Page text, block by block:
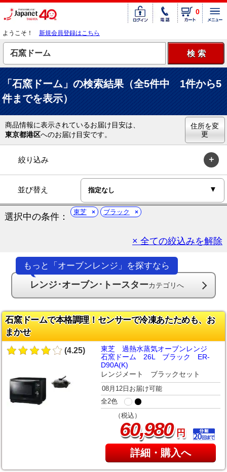
0
ようこそ！ 新規会員登録はこちら
「石窯ドーム」の検索結果（全5件中 1件から5
件までを表示）
商品情報に表示されているお届け目安は、
東京都港区へのお届け目安です。
住所を変
更
絞り込み
並び替え
選択中の条件： 東芝 ブラック
× 全ての絞込みを解除
もっと「オーブンレンジ」を探すなら
レンジ･オーブン･トースターカテゴリへ
石窯ドームで本格調理！センサーで冷凍あたためも、お
まかせ
(4.25)
東芝 過熱水蒸気オーブンレンジ
石窯ドーム 26L ブラック ER-
D90A(K)
レンジメート ブラックセット
08月12日お届け可能
全2色
（税込）
60,980円
詳細・購入へ